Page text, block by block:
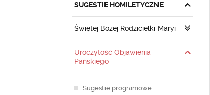
SUGESTIE HOMILETYCZNE
Świętej Bożej Rodzicielki Maryi
Uroczytość Objawienia
Pańskiego
Sugestie programowe